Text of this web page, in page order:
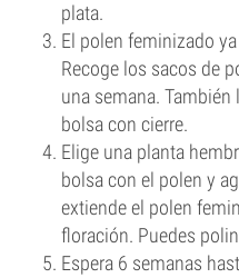
plata.
El polen feminizado
Recoge los sacos de
una semana.
bolsa con cierre.
Elige una planta
bolsa con el polen y
extiende el polen
floración. Puedes
Espera 6 semanas